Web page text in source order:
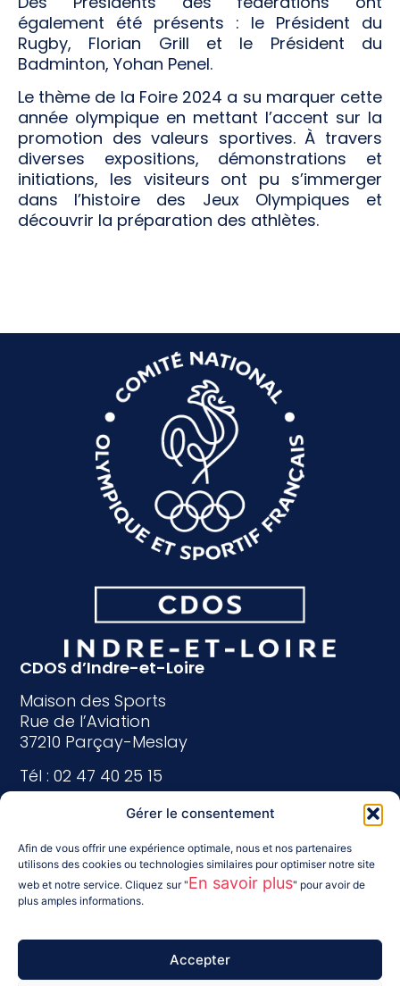
Gérer le consentement
Afin de vous offrir une expérience optimale, nous et nos partenaires
utilisons des cookies ou technologies similaires pour optimiser notre site
web et notre service. Cliquez sur "En savoir plus" pour avoir de
plus amples informations.
Accepter
également été présents : le Président du
Rugby, Florian Grill et le Président du
Badminton, Yohan Penel.
Le thème de la Foire 2024 a su marquer cette
année olympique en mettant l’accent sur la
promotion des valeurs sportives. À travers
diverses expositions, démonstrations et
initiations, les visiteurs ont pu s’immerger
dans l’histoire des Jeux Olympiques et
découvrir la préparation des athlètes.
CDOS d’Indre-et-Loire
Maison des Sports
Rue de l’Aviation
37210 Parçay-Meslay
Tél : 02 47 40 25 15
indreetloire@franceolympique.com
Suivez-nous :